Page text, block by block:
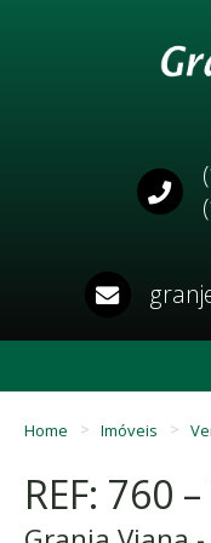
Home Imóveis
REF: 760